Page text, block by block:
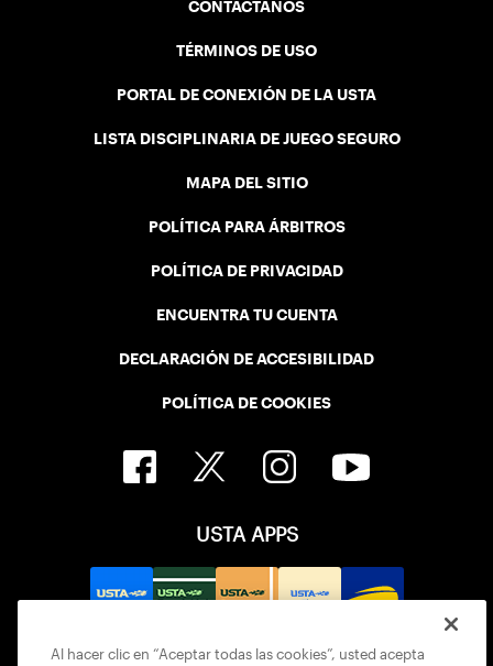
CONTÁCTANOS
TÉRMINOS DE USO
PORTAL DE CONEXIÓN DE LA USTA
LISTA DISCIPLINARIA DE JUEGO SEGURO
MAPA DEL SITIO
POLÍTICA PARA ÁRBITROS
POLÍTICA DE PRIVACIDAD
ENCUENTRA TU CUENTA
DECLARACIÓN DE ACCESIBILIDAD
POLÍTICA DE COOKIES
USTA APPS
Al hacer clic en “Aceptar todas las cookies”, usted acepta